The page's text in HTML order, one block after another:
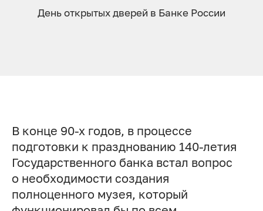
День открытых дверей в Банке России
В конце 90-х годов, в процессе
подготовки к празднованию 140-летия
Государственного банка встал вопрос
о необходимости создания
полноценного музея, который